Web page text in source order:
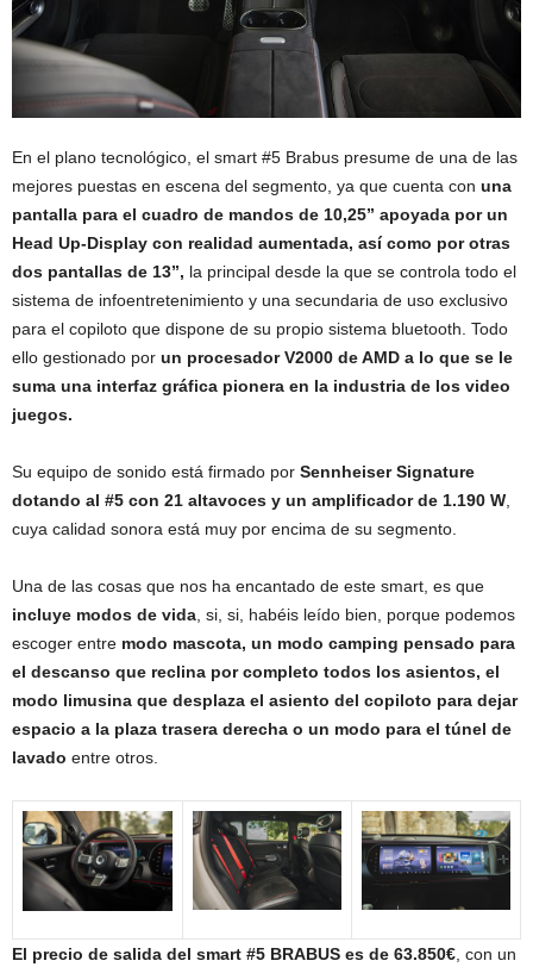
En el plano tecnológico, el smart #5 Brabus presume de una de las
mejores puestas en escena del segmento, ya que cuenta con una
pantalla para el cuadro de mandos de 10,25” apoyada por un
Head Up-Display con realidad aumentada, así como por otras
dos pantallas de 13”, la principal desde la que se controla todo el
sistema de infoentretenimiento y una secundaria de uso exclusivo
para el copiloto que dispone de su propio sistema bluetooth. Todo
ello gestionado por un procesador V2000 de AMD a lo que se le
suma una interfaz gráfica pionera en la industria de los video
juegos.
Su equipo de sonido está firmado por Sennheiser Signature
dotando al #5 con 21 altavoces y un amplificador de 1.190 W
cuya calidad sonora está muy por encima de su segmento.
Una de las cosas que nos ha encantado de este smart, es que
incluye modos de vida , si, si, habéis leído bien, porque podemos
escoger entre modo mascota, un modo camping pensado para
el descanso que reclina por completo todos los asientos, el
modo limusina que desplaza el asiento del copiloto para dejar
espacio a la plaza trasera derecha o un modo para el túnel de
lavado entre otros.
El precio de salida del smart #5 BRABUS es de 63.850€ , con un